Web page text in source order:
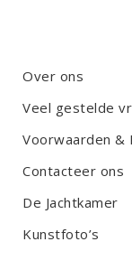
Over ons
Veel gestelde
Voorwaarden &
Contacteer ons
De Jachtkamer
Kunstfoto’s